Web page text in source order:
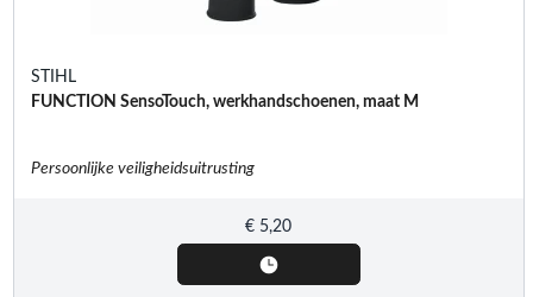
STIHL
FUNCTION SensoTouch, werkhandschoenen, maat M
Persoonlijke veiligheidsuitrusting
€ 5,20